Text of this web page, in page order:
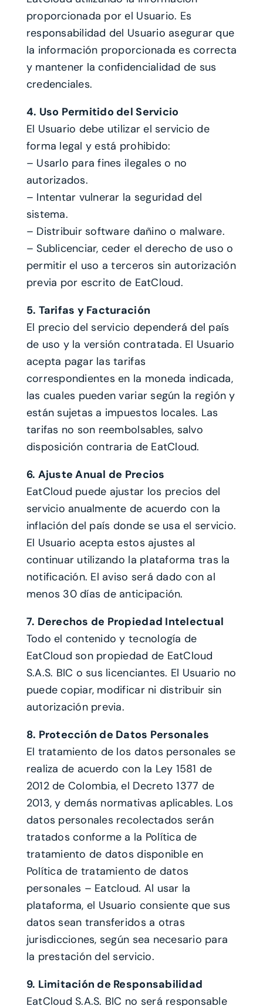
proporcionada por el Usuario. Es
responsabilidad del Usuario asegurar que
la información proporcionada es correcta
y mantener la confidencialidad de sus
credenciales.
4. Uso Permitido del Servicio
El Usuario debe utilizar el servicio de
forma legal y está prohibido:
– Usarlo para fines ilegales o no
autorizados.
– Intentar vulnerar la seguridad del
sistema.
– Distribuir software dañino o malware.
– Sublicenciar, ceder el derecho de uso o
permitir el uso a terceros sin autorización
previa por escrito de EatCloud.
5. Tarifas y Facturación
El precio del servicio dependerá del país
de uso y la versión contratada. El Usuario
acepta pagar las tarifas
correspondientes en la moneda indicada,
las cuales pueden variar según la región y
están sujetas a impuestos locales. Las
tarifas no son reembolsables, salvo
disposición contraria de EatCloud.
6. Ajuste Anual de Precios
EatCloud puede ajustar los precios del
servicio anualmente de acuerdo con la
inflación del país donde se usa el servicio.
El Usuario acepta estos ajustes al
continuar utilizando la plataforma tras la
notificación. El aviso será dado con al
menos 30 días de anticipación.
7. Derechos de Propiedad Intelectual
Todo el contenido y tecnología de
EatCloud son propiedad de EatCloud
S.A.S. BIC o sus licenciantes. El Usuario no
puede copiar, modificar ni distribuir sin
autorización previa.
8. Protección de Datos Personales
El tratamiento de los datos personales se
realiza de acuerdo con la Ley 1581 de
2012 de Colombia, el Decreto 1377 de
2013, y demás normativas aplicables. Los
datos personales recolectados serán
tratados conforme a la Política de
tratamiento de datos disponible en
Política de tratamiento de datos
personales – Eatcloud. Al usar la
plataforma, el Usuario consiente que sus
datos sean transferidos a otras
jurisdicciones, según sea necesario para
la prestación del servicio.
9. Limitación de Responsabilidad
EatCloud S.A.S. BIC no será responsable